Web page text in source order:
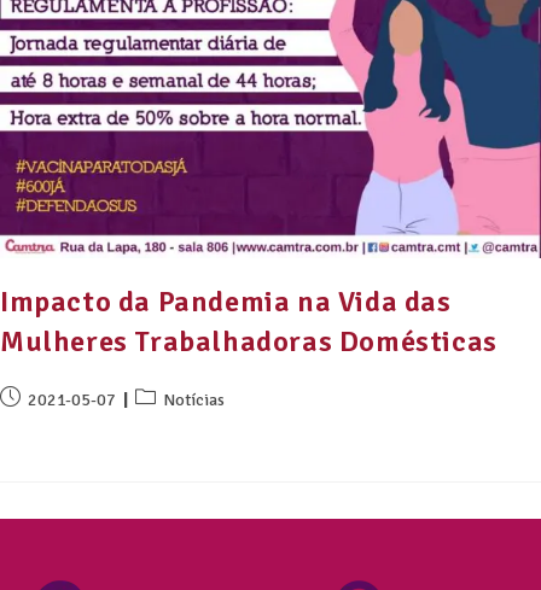
Impacto da Pandemia na Vida das
Mulheres Trabalhadoras Domésticas
2021-05-07 Notícias